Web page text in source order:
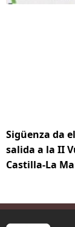
Sigüenza da
salida a la II
Castilla-La